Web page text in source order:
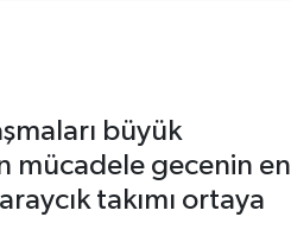
büyük
mücadele gecenin en
takımı ortaya